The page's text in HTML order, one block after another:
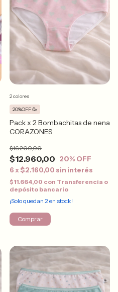
Pack x 2 Bombachitas de nena
CORAZONES
$12.960,00
$16.200,00
20% OFF
6 x$2.160,00 sin interés
20%OFF 🥳
$11.664,00 con Transferencia o
depósito bancario
¡Solo quedan 2 en stock!
2 colores
Comprar